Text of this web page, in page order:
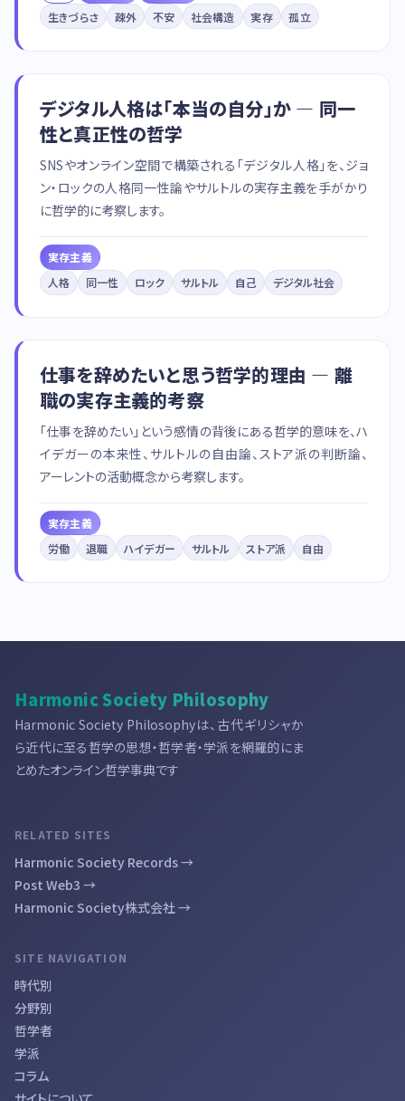
生きづらさ
疎外 不安 社会構造 実存 孤立
デジタル人格は「本当の自分」か — 同一
性と真正性の哲学
SNSやオンライン空間で構築される「デジタル人格」を、ジョ
ン・ロックの人格同一性論やサルトルの実存主義を手がかり
に哲学的に考察します。
実存主義
人格
同一性 ロック サルトル 自己 デジタル社会
仕事を辞めたいと思う哲学的理由 — 離
職の実存主義的考察
「仕事を辞めたい」という感情の背後にある哲学的意味を、ハ
イデガーの本来性、サルトルの自由論、ストア派の判断論、
アーレントの活動概念から考察します。
実存主義
労働
退職 ハイデガー サルトル ストア派 自由
Harmonic Society Philosophy
Harmonic Society Philosophyは、古代ギリシャか
ら近代に至る哲学の思想・哲学者・学派を網羅的にま
とめたオンライン哲学事典です
RELATED SITES
Harmonic Society Records →
Post Web3 →
Harmonic Society株式会社 →
SITE NAVIGATION
時代別
分野別
哲学者
学派
コラム